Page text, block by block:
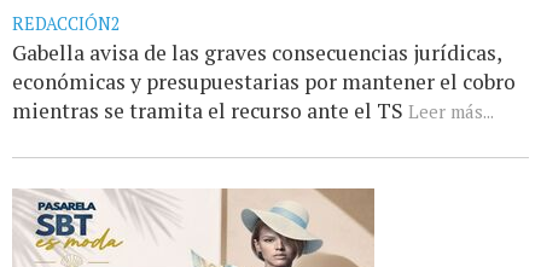
REDACCIÓN2
Gabella avisa de las graves consecuencias jurídicas,
económicas y presupuestarias por mantener el cobro
mientras se tramita el recurso ante el TS Leer más...